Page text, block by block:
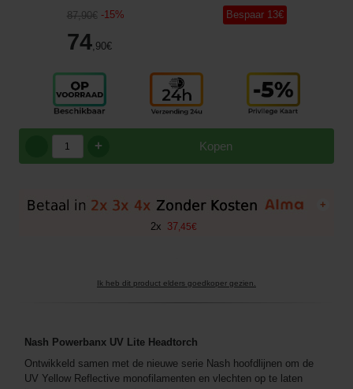
87,90€ -15%
74,90€
Bespaar 13€
Kopen
+
+
2x 37 45€
Ik heb dit product elders goedkoper gezien.
Nash Powerbanx UV Lite Headtorch
Ontwikkeld samen met de nieuwe serie Nash hoofdlijnen om de
UV Yellow Reflective monofilamenten en vlechten op te laten